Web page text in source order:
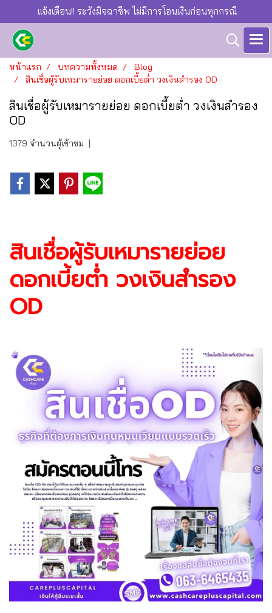
แจ้งเตือน!! ระวังมิจฉาชีพ ไม่มีการโอนเงินก่อนทุกกรณี
หน้าแรก บทความทั้งหมด
Blog
สินเชื่อผู้รับเหมารายย่อย ดอกเบี้ยต่ำ วงเงินสำรอง OD
สินเชื่อผู้รับเหมารายย่อย ดอกเบี้ยต่ำ วงเงินสำรอง
OD
1379 จำนวนผู้เข้าชม |
สินเชื่อผู้รับเหมารายย่อย
ดอกเบี้ยต่ำ วงเงินสำรอง
OD